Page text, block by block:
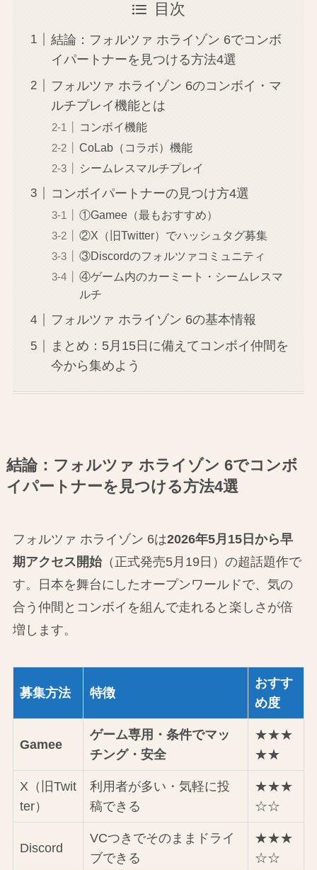
目次
結論：フォルツァ ホライゾン 6でコンボ
イパートナーを見つける方法4選
フォルツァ ホライゾン 6のコンボイ・マ
ルチプレイ機能とは
コンボイ機能
CoLab（コラボ）機能
シームレスマルチプレイ
コンボイパートナーの見つけ方4選
①Gamee（最もおすすめ）
②X（旧Twitter）でハッシュタグ募集
③Discordのフォルツァコミュニティ
④ゲーム内のカーミート・シームレスマ
ルチ
フォルツァ ホライゾン 6の基本情報
まとめ：5月15日に備えてコンボイ仲間を
今から集めよう
結論：フォルツァ ホライゾン 6でコンボ
イパートナーを見つける方法4選
フォルツァ ホライゾン 6は2026年5月15日から早
期アクセス開始（正式発売5月19日）の超話題作で
す。日本を舞台にしたオープンワールドで、気の
合う仲間とコンボイを組んで走れると楽しさが倍
増します。
募集方法 特徴
おすす
め度
Gamee
ゲーム専用・条件でマッ
チング・安全
★★★
★★
X（旧Twit
ter）
利用者が多い・気軽に投
稿できる
★★★
☆☆
Discord
VCつきでそのままドライ
ブできる
★★★
☆☆